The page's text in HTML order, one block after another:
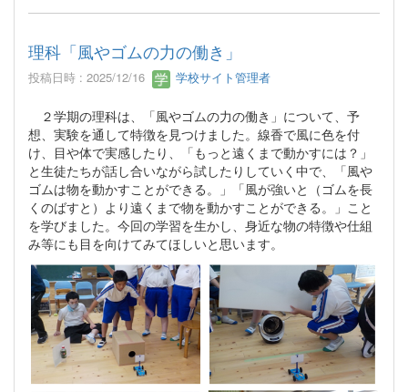
理科「風やゴムの力の働き」
投稿日時 : 2025/12/16 学校サイト管理者
２学期の理科は、「風やゴムの力の働き」について、予
想、実験を通して特徴を見つけました。線香で風に色を付
け、目や体で実感したり、「もっと遠くまで動かすには？」
と生徒たちが話し合いながら試したりしていく中で、「風や
ゴムは物を動かすことができる。」「風が強いと（ゴムを長
くのばすと）より遠くまで物を動かすことができる。」こと
を学びました。今回の学習を生かし、身近な物の特徴や仕組
み等にも目を向けてみてほしいと思います。